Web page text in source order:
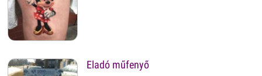
Eladó műfenyő